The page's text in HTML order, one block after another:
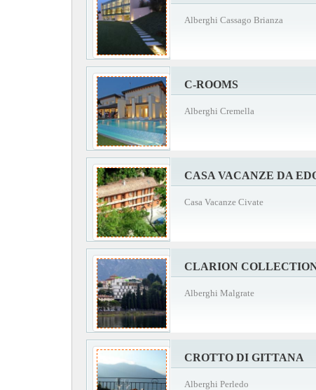
Alberghi Cassago Brianza
C-ROOMS
Alberghi Cremella
CASA VACANZE DA
Casa Vacanze Civate
CLARION
Alberghi Malgrate
CROTTO DI GITTANA
Alberghi Perledo